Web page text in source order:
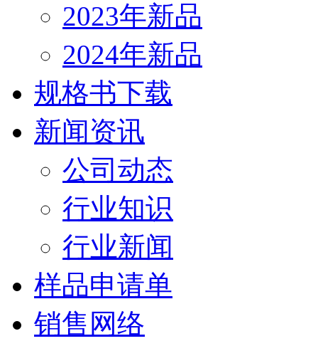
2023年新品
2024年新品
规格书下载
新闻资讯
公司动态
行业知识
行业新闻
样品申请单
销售网络